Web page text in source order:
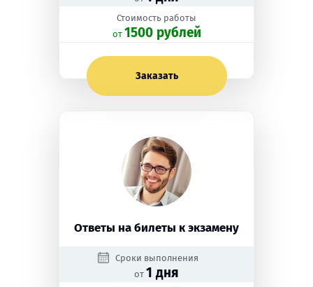
Стоимость работы
oт 1500 рублей
Заказать
Ответы на билеты к экзамену
Сроки выполнения
от 1 дня